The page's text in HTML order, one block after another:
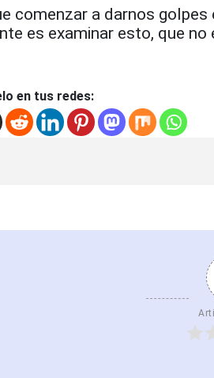
comenzar a darnos
es examinar esto, que no
en tus redes: